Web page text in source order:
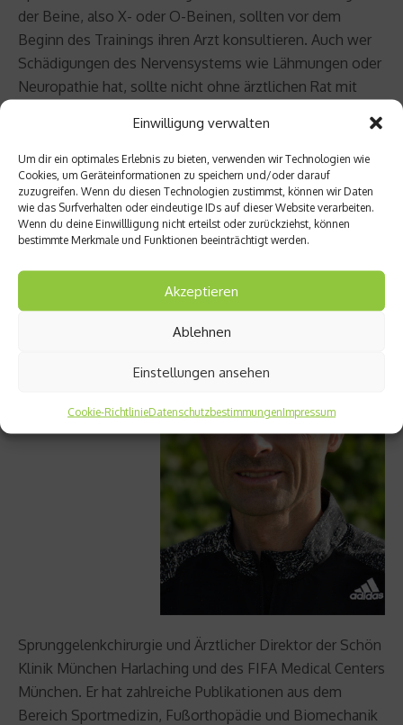
Einwilligung verwalten
Um dir ein optimales Erlebnis zu bieten, verwenden wir Technologien wie
Cookies, um Geräteinformationen zu speichern und/oder darauf
zuzugreifen. Wenn du diesen Technologien zustimmst, können wir Daten
wie das Surfverhalten oder eindeutige IDs auf dieser Website verarbeiten.
Wenn du deine Einwillligung nicht erteilst oder zurückziehst, können
bestimmte Merkmale und Funktionen beeinträchtigt werden.
Akzeptieren
Ablehnen
Einstellungen ansehen
Cookie-RichtlinieDatenschutzbestimmungenImpressum
der Beine, also X- oder O-Beinen, sollten vor dem
Beginn des Trainings ihren Arzt konsultieren. Auch wer
Schädigungen des Nervensystems wie Lähmungen oder
Neuropathie hat, sollte nicht ohne ärztlichen Rat mit
für mehrere Jahre mit dem Sport pausiert haben.
Teilweise gelingt der Einstieg in den Laufsport über
Nordic Walking oder Training am Cross-Trainer.
Zur Person: Prof. Dr. med. Markus Walther, Schön Klinik
München Harlaching:
Markus Walther ist
Abteilung für Fuß-
Sprunggelenkchirurgie und Ärztlicher Direktor der Schön
Klinik München Harlaching und des FIFA Medical Centers
München. Er hat zahlreiche Publikationen aus dem
Bereich Sportmedizin, Fußorthopädie und Biomechanik